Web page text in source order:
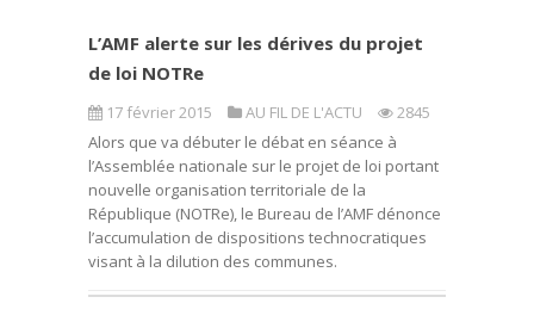
L’AMF alerte sur les dérives du projet
de loi NOTRe
17 février 2015 AU FIL DE L'ACTU
2845
Alors que va débuter le débat en séance à
l’Assemblée nationale sur le projet de loi portant
nouvelle organisation territoriale de la
République (NOTRe), le Bureau de l’AMF dénonce
l’accumulation de dispositions technocratiques
visant à la dilution des communes.